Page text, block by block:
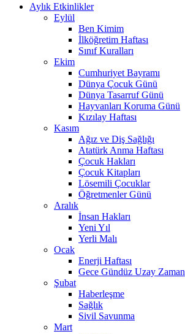
Aylık Etkinlikler
Eylül
Ben Kimim
İlköğretim Haftası
Sınıf Kuralları
Ekim
Cumhuriyet Bayramı
Dünya Çocuk Günü
Dünya Tasarruf Günü
Hayvanları Koruma Günü
Kızılay Haftası
Kasım
Ağız ve Diş Sağlığı
Atatürk Anma Haftası
Çocuk Hakları
Çocuk Kitapları
Lösemili Çocuklar
Öğretmenler Günü
Aralık
İnsan Hakları
Yeni Yıl
Yerli Malı
Ocak
Enerji Haftası
Gece Gündüz Uzay Zaman
Şubat
Haberleşme
Sağlık
Sivil Savunma
Mart